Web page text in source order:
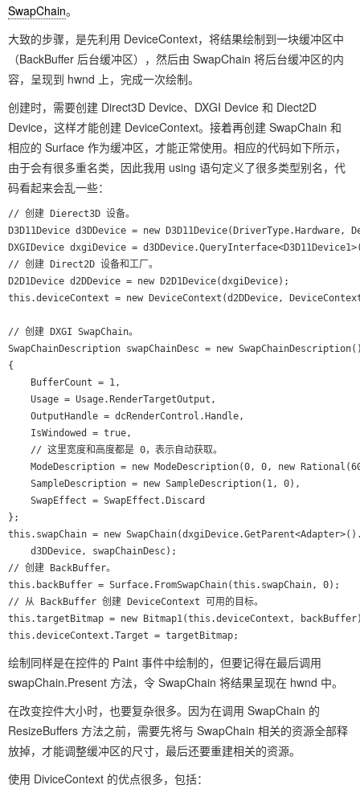
SwapChain。
大致的步骤，是先利用 DeviceContext，将结果绘制到一块缓冲区中
（BackBuffer 后台缓冲区），然后由 SwapChain 将后台缓冲区的内
容，呈现到 hwnd 上，完成一次绘制。
创建时，需要创建 Direct3D Device、DXGI Device 和 Diect2D
Device，这样才能创建 DeviceContext。接着再创建 SwapChain 和
相应的 Surface 作为缓冲区，才能正常使用。相应的代码如下所示，
由于会有很多重名类，因此我用 using 语句定义了很多类型别名，代
码看起来会乱一些：
// 创建 Dierect3D 设备。
D3D11Device d3DDevice = new
DXGIDevice dxgiDevice =
// 创建 Direct2D 设备和工厂。
D2D1Device d2DDevice = new D2D1Device(dxgiDevice);
this.deviceContext = new DeviceContext(d2DDevice,
// 创建 DXGI SwapChain。
SwapChainDescription swapChainDesc = new
{
};
this.swapChain = new
// 创建 BackBuffer。
this.backBuffer = Surface.FromSwapChain(this.swapChain, 0);
// 从 BackBuffer 创建 DeviceContext 可用的目标。
this.targetBitmap = new Bitmap1(this.deviceContext,
绘制同样是在控件的 Paint 事件中绘制的，但要记得在最后调用
swapChain.Present 方法，令 SwapChain 将结果呈现在 hwnd 中。
在改变控件大小时，也要复杂很多。因为在调用 SwapChain 的
ResizeBuffers 方法之前，需要先将与 SwapChain 相关的资源全部释
放掉，才能调整缓冲区的尺寸，最后还要重建相关的资源。
使用 DiviceContext 的优点很多，包括：